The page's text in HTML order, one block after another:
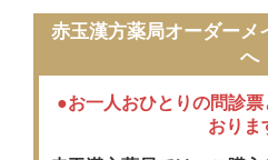
赤玉漢方薬局オーダーメ
へ
●お一人おひとりの問診
おりま